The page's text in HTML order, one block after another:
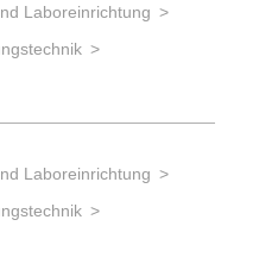
Laboreinrichtung
Laboreinrichtung